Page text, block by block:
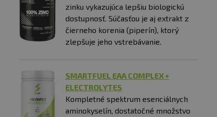
zinku vykazujúca lepšiu biologickú
dostupnosť. Súčasťou je aj extrakt z
čierneho korenia (piperín), ktorý
zlepšuje jeho vstrebávanie.
SMARTFUEL EAA COMPLEX +
ELECTROLYTES
Kompletné spektrum esenciálnych
aminokyselín, dostatočné množstvo